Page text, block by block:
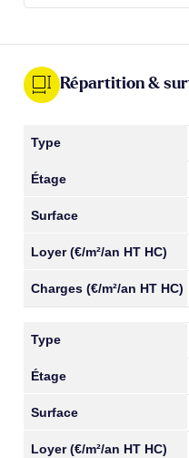
Répartition &